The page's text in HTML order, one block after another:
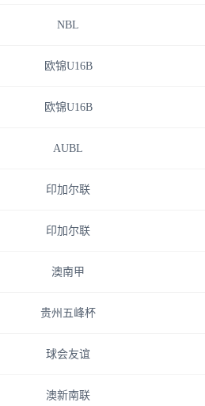
NBL
欧锦U16B
欧锦U16B
AUBL
印加尔联
印加尔联
澳南甲
贵州五峰杯
球会友谊
澳新南联